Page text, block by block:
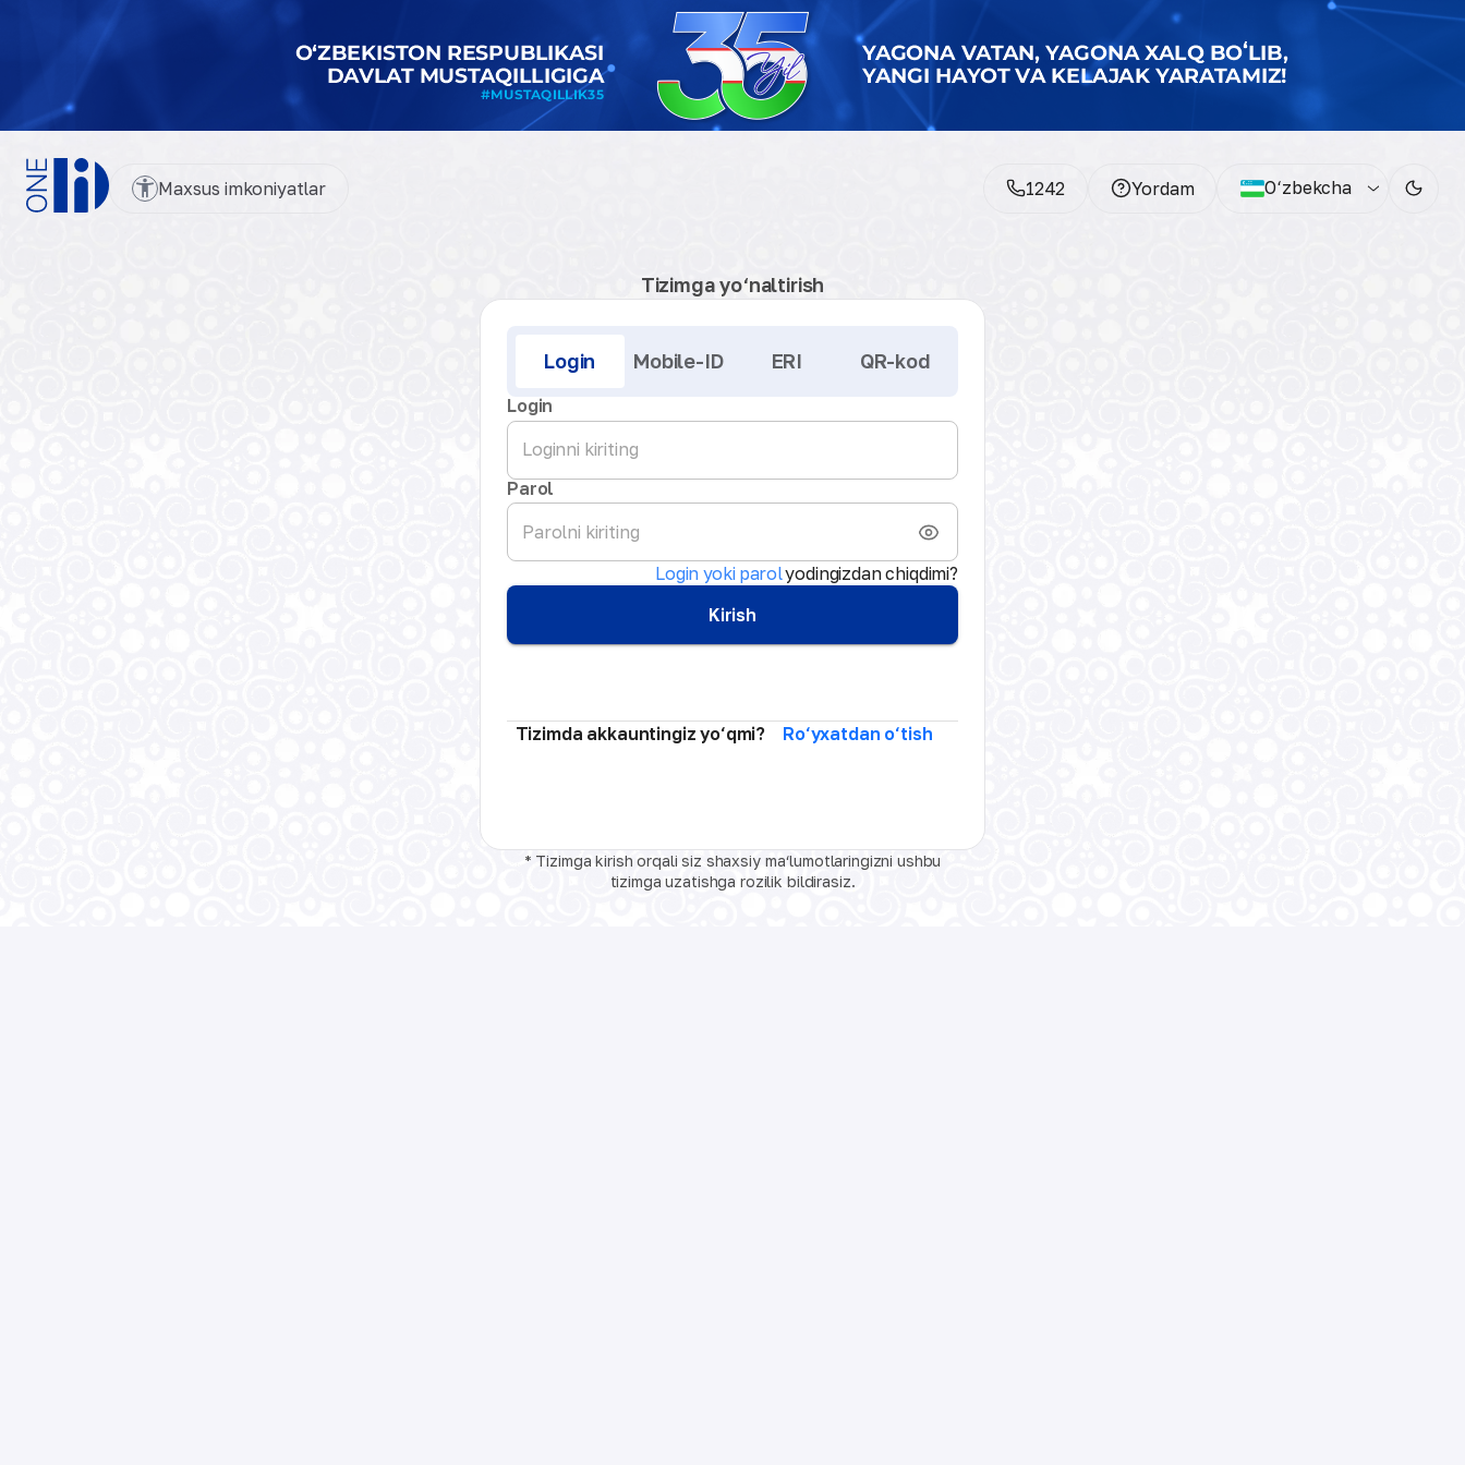
Maxsus imkoniyatlar 1242 Yordam O‘zbekcha
Tizimga yo‘naltirish
Kirish
Login Mobile-ID ERI QR-kod
Login
Parol
Login yoki parolyodingizdan chiqdimi?
Kirish
Tizimda akkauntingiz yo‘qmi? Ro‘yxatdan o‘tish
* Tizimga kirish orqali siz shaxsiy ma‘lumotlaringizni ushbu
tizimga uzatishga rozilik bildirasiz.